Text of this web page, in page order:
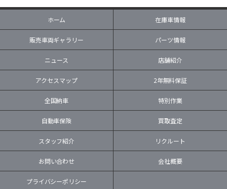
ホーム 在庫車情報
販売車両ギャラリー パーツ情報
ニュース 店舗紹介
アクセスマップ 2年無料保証
全国納車 特別作業
自動車保険 買取査定
スタッフ紹介 リクルート
お問い合わせ 会社概要
プライバシーポリシー